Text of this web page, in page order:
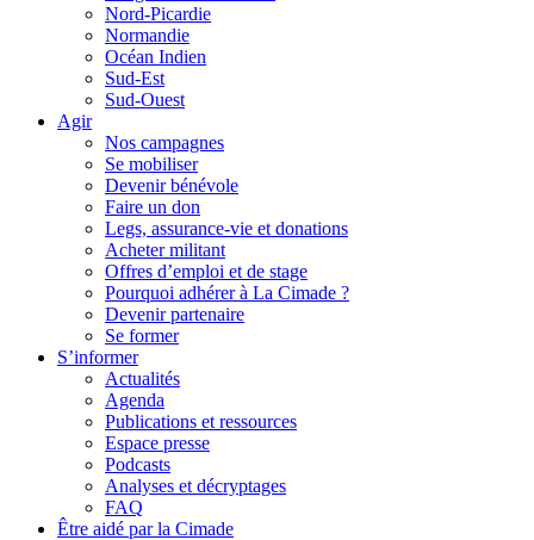
Nord-Picardie
Normandie
Océan Indien
Sud-Est
Sud-Ouest
Agir
Nos campagnes
Se mobiliser
Devenir bénévole
Faire un don
Legs, assurance-vie et donations
Acheter militant
Offres d’emploi et de stage
Pourquoi adhérer à La Cimade ?
Devenir partenaire
Se former
S’informer
Actualités
Agenda
Publications et ressources
Espace presse
Podcasts
Analyses et décryptages
FAQ
Être aidé par la Cimade